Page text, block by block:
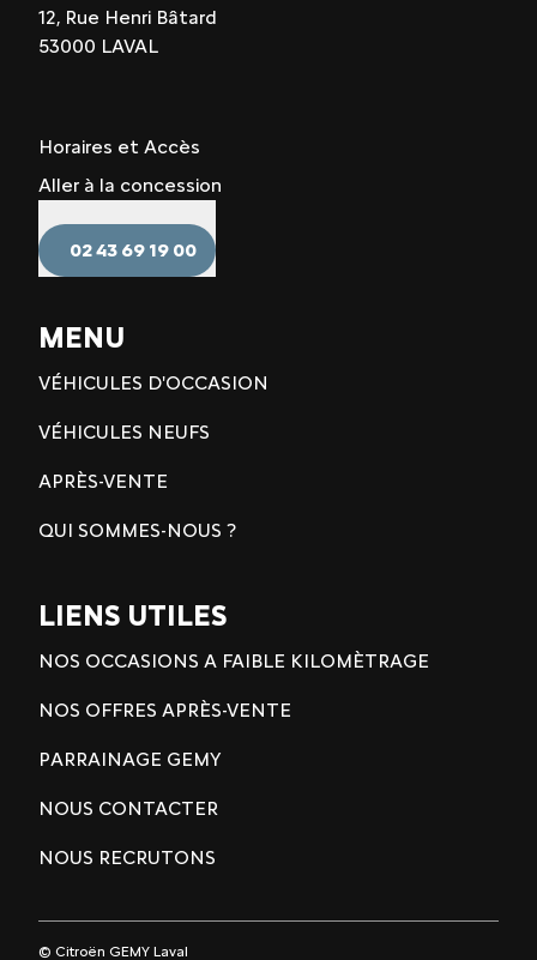
12, Rue Henri Bâtard
53000 LAVAL
Horaires et Accès
Aller à la concession
02 43 69 19 00
MENU
VÉHICULES D'OCCASION
VÉHICULES NEUFS
APRÈS-VENTE
QUI SOMMES-NOUS ?
LIENS UTILES
NOS OCCASIONS A FAIBLE KILOMÈTRAGE
NOS OFFRES APRÈS-VENTE
PARRAINAGE GEMY
NOUS CONTACTER
NOUS RECRUTONS
© Citroën GEMY Laval